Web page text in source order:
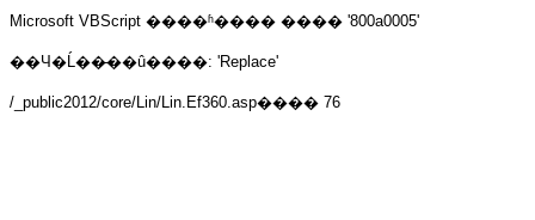
Microsoft VBScript ����ʱ���� ���� '800a0005'
��Ч�Ĺ��̵��û����: 'Replace'
/_public2012/core/Lin/Lin.Ef360.asp���� 76